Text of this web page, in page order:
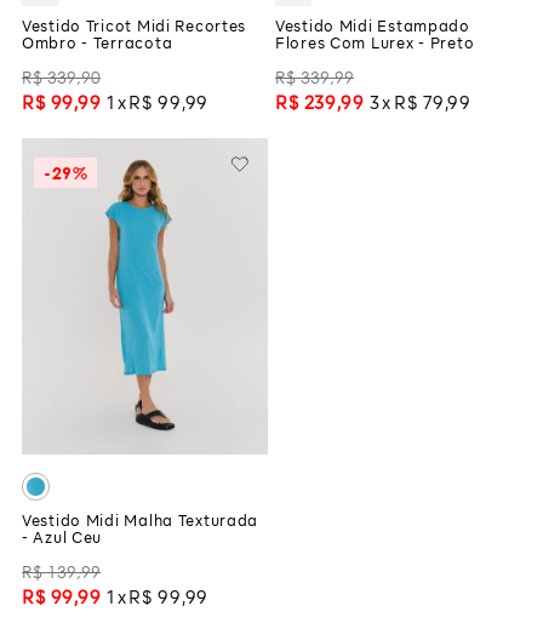
Vestido Tricot Midi Recortes
Ombro - Terracota
R$ 339,90
R$ 99,99 1 R$ 99 ,99
Vestido Midi Estampado
Flores Com Lurex - Preto
R$ 339,99
R$ 239,99 3 R$ 79 ,99
-29%
Vestido Midi Malha Texturada
- Azul Ceu
R$ 139,99
R$ 99,99 1 R$ 99 ,99